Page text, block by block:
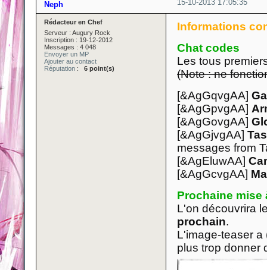
15-10-2013 17:05:35
Neph
Rédacteur en Chef
Serveur : Augury Rock
Inscription : 19-12-2012
Messages : 4 048
Envoyer un MP
Ajouter au contact
Réputation : 6 point(s)
Informations
Chat codes
Les tous
(Note : ne
[&AgGqvgAA]
[&AgGpvgAA]
[&AgGovgAA]
[&AgGjvgAA]
messages from
[&AgEluwAA]
[&AgGcvgAA]
Prochaine mise
L'on découvrira
prochain.
L'image-teaser a
plus trop donner